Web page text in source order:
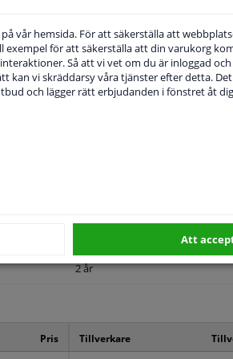
ORIGINALNUMMER
För fordon med
2 år
Pris Tillverkare
vår hemsida. För att säkerställa att
exempel för att säkerställa att din varukorg
Så att vi vet om du är inloggad
kan vi skräddarsy våra tjänster efter detta.
och lägger rätt erbjudanden i fönstret åt
Att